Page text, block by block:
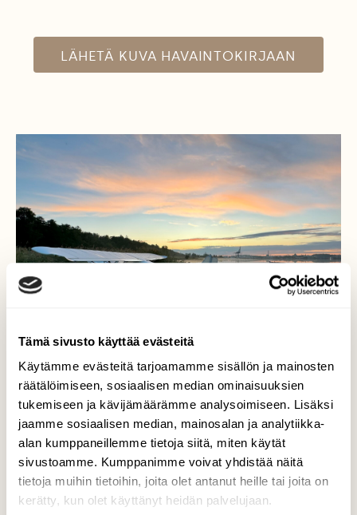
Tämä sivusto käyttää evästeitä
Käytämme evästeitä tarjoamamme sisällön ja mainosten
räätälöimiseen, sosiaalisen median ominaisuuksien
tukemiseen ja kävijämäärämme analysoimiseen. Lisäksi
jaamme sosiaalisen median, mainosalan ja analytiikka-
alan kumppaneillemme tietoja siitä, miten käytät
sivustoamme. Kumppanimme voivat yhdistää näitä
tietoja muihin tietoihin, joita olet antanut heille tai joita on
kerätty, kun olet käyttänyt heidän palvelujaan.
LÄHETÄ KUVA HAVAINTOKIRJAAN
Aikainen aamu…
Peilityyni meri, utua ja usvaa…Aikainen aamu
Ruissalossa 4.8 Klo:04.15